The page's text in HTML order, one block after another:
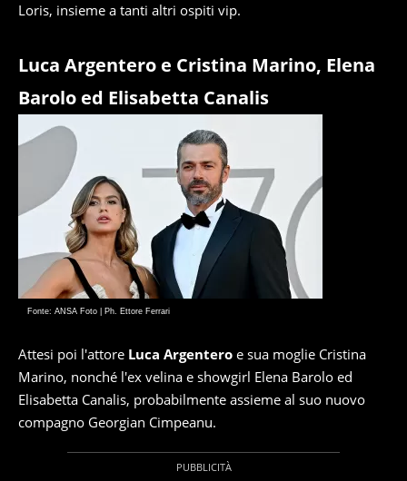
Loris, insieme a tanti altri ospiti vip.
Luca Argentero e Cristina Marino, Elena
Barolo ed Elisabetta Canalis
Fonte: ANSA Foto | Ph. Ettore Ferrari
Attesi poi l'attore Luca Argentero e sua moglie Cristina
Marino, nonché l'ex velina e showgirl Elena Barolo ed
Elisabetta Canalis, probabilmente assieme al suo nuovo
compagno Georgian Cimpeanu.